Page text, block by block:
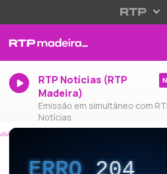
RTP Notícias (RTP
Madeira)
Emissão em simultâneo com
Notícias